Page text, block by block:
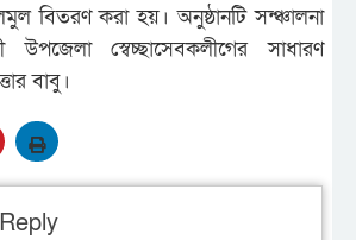
বিতরণ করা হয়। অনুষ্ঠানটি সন্ঞ্চালনা
উপজেলা স্বেচ্ছাসেবকলীগের সাধারণ
বাবু।